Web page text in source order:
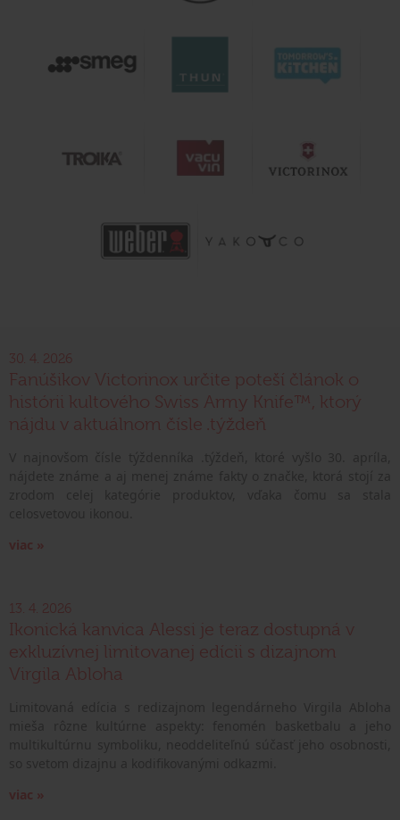
30. 4. 2026
Fanúšikov Victorinox určite poteší článok o
histórii kultového Swiss Army Knife™, ktorý
nájdu v aktuálnom čísle .týždeň
viac »
13. 4. 2026
Ikonická kanvica Alessi je teraz dostupná v
exkluzívnej limitovanej edícii s dizajnom
Virgila Abloha
viac »